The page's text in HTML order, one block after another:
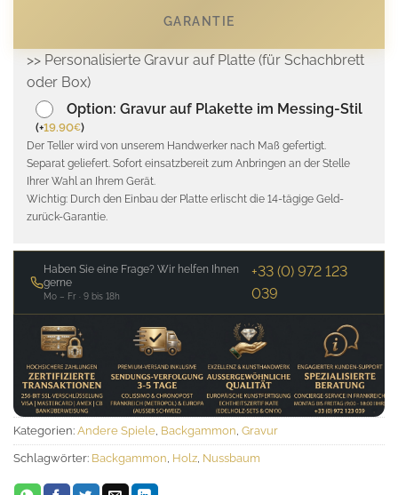
GARANTIE
>> Personalisierte Gravur auf Platte (für Schachbrett
oder Box)
Option: Gravur auf Plakette im Messing-Stil
(+19.90€)
Der Teller wird von unserem Handwerker nach Maß gefertigt.
Separat geliefert. Sofort einsatzbereit zum Anbringen an der Stelle
Ihrer Wahl an Ihrem Gerät.
Wichtig: Durch den Einbau der Platte erlischt die 14-tägige Geld-
zurück-Garantie.
Haben Sie eine Frage? Wir helfen Ihnen
gerne
Mo – Fr · 9 bis 18h
+33 (0) 972 123
039
Kategorien: Andere Spiele, Backgammon, Gravur
Schlagwörter: Backgammon, Holz, Nussbaum